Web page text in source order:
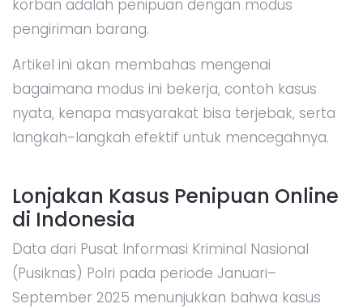
korban adalah penipuan dengan modus
pengiriman barang.
Artikel ini akan membahas mengenai
bagaimana modus ini bekerja, contoh kasus
nyata, kenapa masyarakat bisa terjebak, serta
langkah-langkah efektif untuk mencegahnya.
Lonjakan Kasus Penipuan Online
di Indonesia
Data dari Pusat Informasi Kriminal Nasional
(Pusiknas) Polri pada periode Januari–
September 2025 menunjukkan bahwa kasus